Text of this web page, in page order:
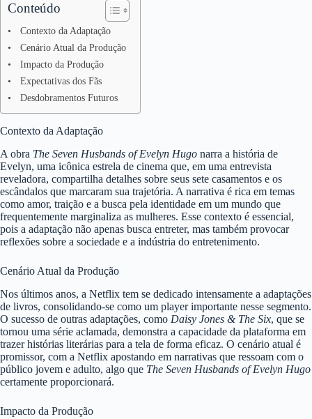
Conteúdo
Contexto da Adaptação
Cenário Atual da Produção
Impacto da Produção
Expectativas dos Fãs
Desdobramentos Futuros
Contexto da Adaptação
A obra The Seven Husbands of Evelyn Hugo narra a história de
Evelyn, uma icônica estrela de cinema que, em uma entrevista
reveladora, compartilha detalhes sobre seus sete casamentos e os
escândalos que marcaram sua trajetória. A narrativa é rica em temas
como amor, traição e a busca pela identidade em um mundo que
frequentemente marginaliza as mulheres. Esse contexto é essencial,
pois a adaptação não apenas busca entreter, mas também provocar
reflexões sobre a sociedade e a indústria do entretenimento.
Cenário Atual da Produção
Nos últimos anos, a Netflix tem se dedicado intensamente a adaptações
de livros, consolidando-se como um player importante nesse segmento.
O sucesso de outras adaptações, como Daisy Jones & The Six, que se
tornou uma série aclamada, demonstra a capacidade da plataforma em
trazer histórias literárias para a tela de forma eficaz. O cenário atual é
promissor, com a Netflix apostando em narrativas que ressoam com o
público jovem e adulto, algo que The Seven Husbands of Evelyn Hugo
certamente proporcionará.
Impacto da Produção